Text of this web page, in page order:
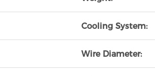
Cooling System:
Wire Diameter: